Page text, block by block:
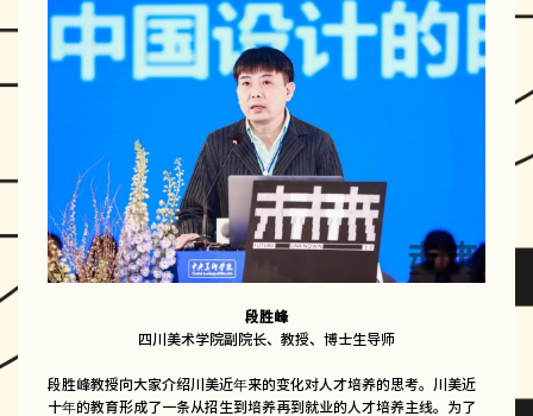
段胜峰
四川美术学院副院长、教授、博士生导师
段胜峰教授向大家介绍川美近年来的变化对人才培养的思考。川美近
十年的教育形成了一条从招生到培养再到就业的人才培养主线。为了